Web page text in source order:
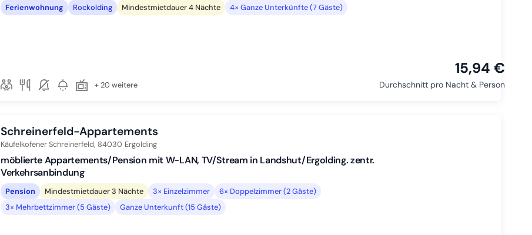
Ferienwohnung Rockolding Mindestmietdauer 4 Nächte 4× Ganze Unterkünfte (7 Gäste)
+ 20 weitere
15,94 €
Durchschnitt pro Nacht & Person
Schreinerfeld-Appartements
Käufelkofener Schreinerfeld, 84030 Ergolding
möblierte Appartements/Pension mit W-LAN, TV/Stream in Landshut/Ergolding. zentr.
Verkehrsanbindung
Pension Mindestmietdauer 3 Nächte 3× Einzelzimmer
6× Doppelzimmer (2 Gäste)
3× Mehrbettzimmer (5 Gäste)
Ganze Unterkunft (15 Gäste)